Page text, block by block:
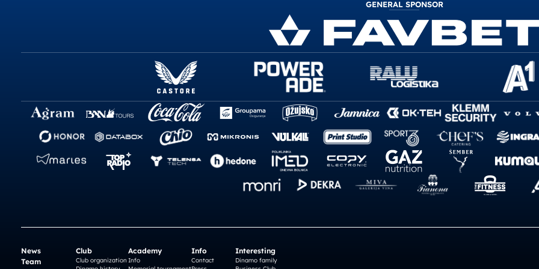
GENERAL SPONSOR
News
Team
Club
Club organization
Academy
Info
Info
Contact
Interesting
Dinamo family